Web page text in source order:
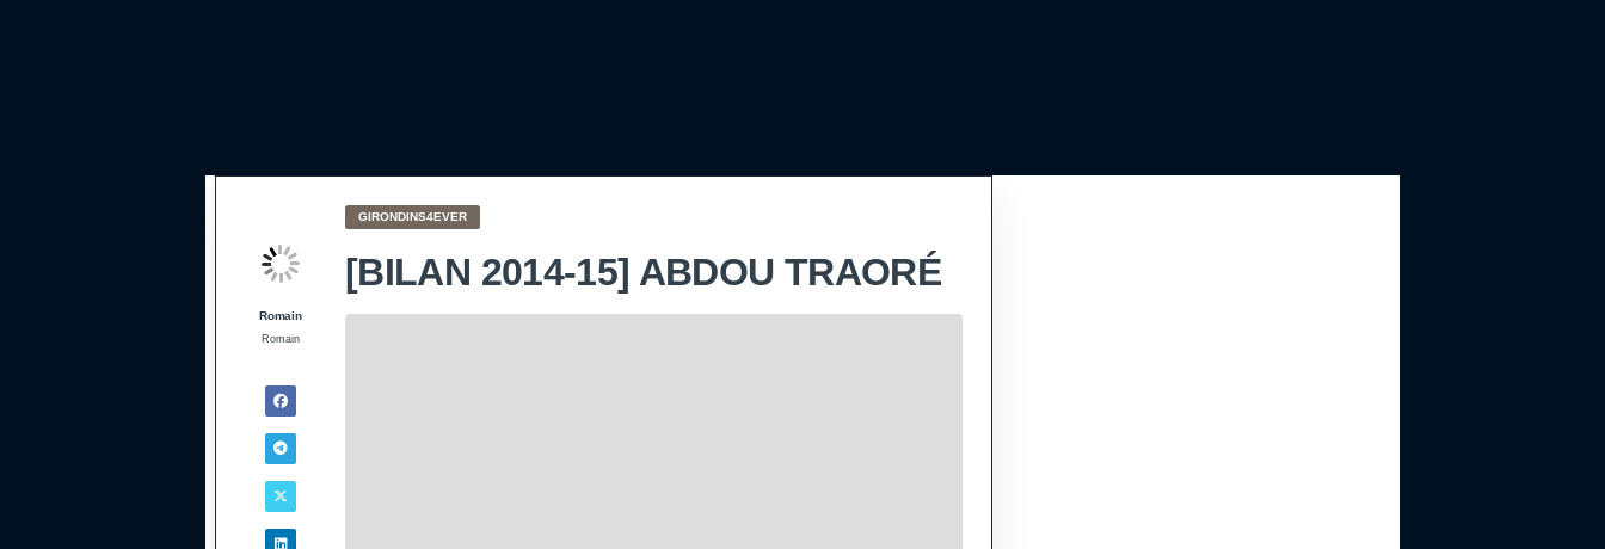
Romain
Romain
GIRONDINS4EVER
[BILAN 2014-15] ABDOU TRAORÉ